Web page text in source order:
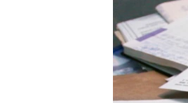
КРЫМ.НЕПОКОРЕННЫЙ
УКРАИНСКАЯ ПРОБЛЕМА КРЫМА